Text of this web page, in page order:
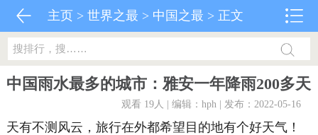
主页 >世界之最 > 中国之最 > 正文
中国雨水最多的城市：雅安一年降雨200多天
观看 19人 | 编辑：hph | 发布：2022-05-16
天有不测风云，旅行在外都希望目的地有个好天气！